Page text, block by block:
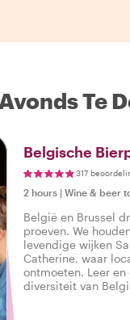
Te
Belgische
317
2 hours | Wine & beer
België en Brussel
proeven. We
levendige wijken
Catherine, waar
ontmoeten. Leer
diversiteit van